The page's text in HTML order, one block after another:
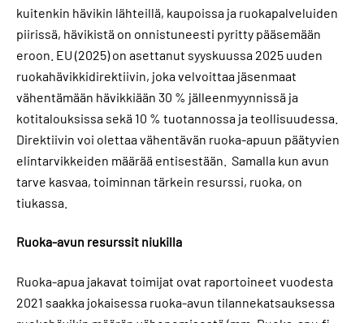
kuitenkin hävikin lähteillä, kaupoissa ja ruokapalveluiden
piirissä, hävikistä on onnistuneesti pyritty pääsemään
eroon. EU (2025) on asettanut syyskuussa 2025 uuden
ruokahävikkidirektiivin, joka velvoittaa jäsenmaat
vähentämään hävikkiään 30 % jälleenmyynnissä ja
kotitalouksissa sekä 10 % tuotannossa ja teollisuudessa.
Direktiivin voi olettaa vähentävän ruoka-apuun päätyvien
elintarvikkeiden määrää entisestään. Samalla kun avun
tarve kasvaa, toiminnan tärkein resurssi, ruoka, on
tiukassa.
Ruoka-avun resurssit niukilla
Ruoka-apua jakavat toimijat ovat raportoineet vuodesta
2021 saakka jokaisessa ruoka-avun tilannekatsauksessa